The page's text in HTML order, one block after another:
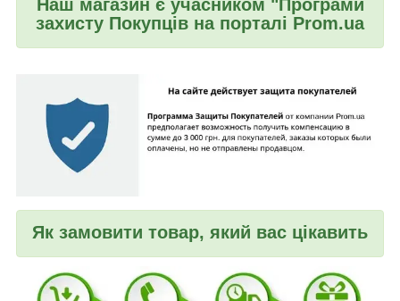
Наш магазин є учасником "Програми
захисту Покупців на порталі Prom.ua
Як замовити товар, який вас цікавить